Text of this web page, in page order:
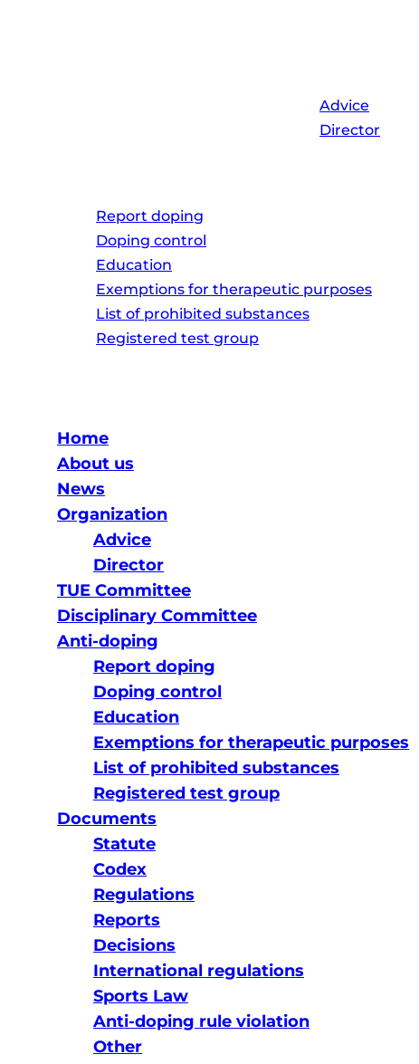
Advice
Director
Report doping
Doping control
Education
Exemptions for therapeutic purposes
List of prohibited substances
Registered test group
Home
About us
News
Organization
Advice
Director
TUE Committee
Disciplinary Committee
Anti-doping
Report doping
Doping control
Education
Exemptions for therapeutic purposes
List of prohibited substances
Registered test group
Documents
Statute
Codex
Regulations
Reports
Decisions
International regulations
Sports Law
Anti-doping rule violation
Other